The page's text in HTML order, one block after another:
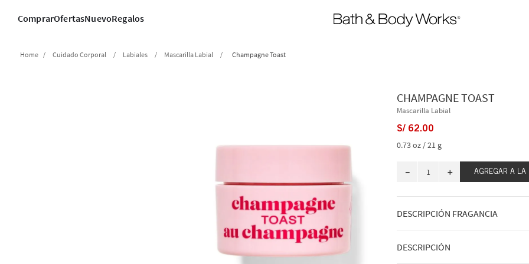
ComprarOfertasNuevoRegalos
Cuidado Corporal Labiales Mascarilla Labial Champagne Toast
CHAMPAGNE TOAST
Mascarilla Labial
S/ 62.00
0.73 oz / 21 g
＋
－ AGREGAR A LA
DESCRIPCIÓN FRAGANCIA
A qué sabe: un spritz afrutado, dulce
DESCRIPCIÓN